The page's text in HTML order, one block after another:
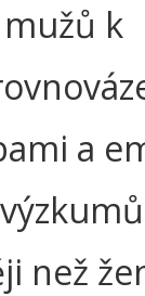
k
a
než